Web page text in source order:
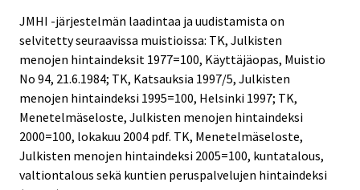
JMHI -järjestelmän laadintaa ja uudistamista on
selvitetty seuraavissa muistioissa: TK, Julkisten
menojen hintaindeksit 1977=100, Käyttäjäopas, Muistio
No 94, 21.6.1984; TK, Katsauksia 1997/5, Julkisten
menojen hintaindeksi 1995=100, Helsinki 1997; TK,
Menetelmäseloste, Julkisten menojen hintaindeksi
2000=100, lokakuu 2004 pdf. TK, Menetelmäseloste,
Julkisten menojen hintaindeksi 2005=100, kuntatalous,
valtiontalous sekä kuntien peruspalvelujen hintaindeksi